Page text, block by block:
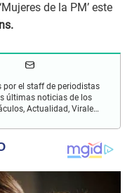
de la PM’ este
por el staff de periodistas
últimas noticias de los
Actualidad, Virales,